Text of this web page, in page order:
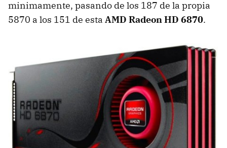
minimamente, pasando de los 187 de la propia
5870 a los 151 de esta AMD Radeon HD 6870.